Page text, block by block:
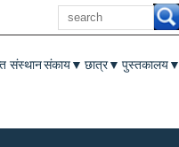
खोज
संस्थानसंकाय▼ छात्र▼ पुस्तकालय▼